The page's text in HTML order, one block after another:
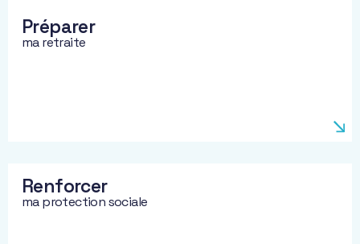
Préparer
ma retraite
Renforcer
ma protection sociale